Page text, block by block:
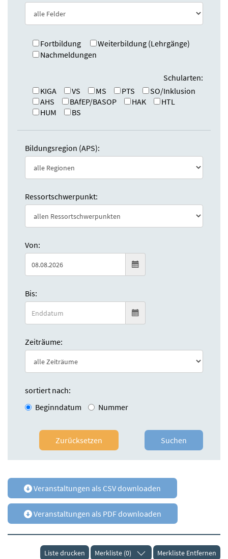
Fortbildung
Weiterbildung (Lehrgänge)
Nachmeldungen
Schularten:
KIGA
VS MS PTS
SO/Inklusion
AHS
BAfEP/BASOP HAK
HTL
HUM
BS
Bildungsregion (APS):
Ressortschwerpunkt:
Von:
Bis:
Zeiträume:
sortiert nach:
Beginndatum
Nummer
Zurücksetzen Suchen
Veranstaltungen als CSV downloaden
Veranstaltungen als PDF downloaden
Liste drucken Merkliste (0) Merkliste Entfernen